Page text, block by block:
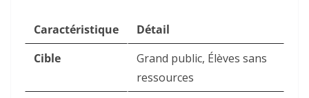
Caractéristique
Détail
Cible
Grand public, Élèves sans
ressources